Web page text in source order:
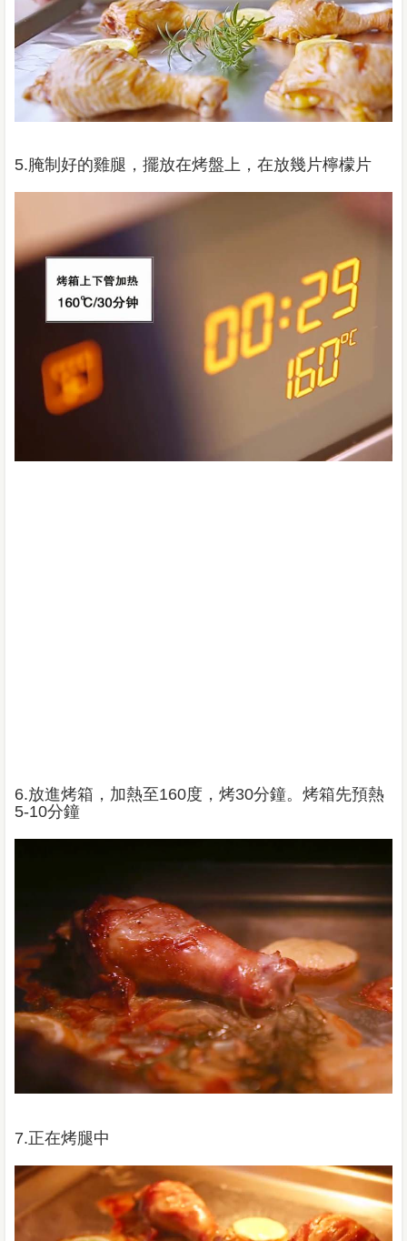
5.腌制好的雞腿，擺放在烤盤上，在放幾片檸檬片
6.放進烤箱，加熱至160度，烤30分鐘。烤箱先預熱
5-10分鐘
7.正在烤腿中